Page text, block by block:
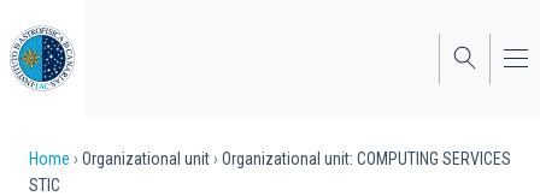
to
main
content
Breadcrumb
Home Organizational unit
Organizational unit: COMPUTING SERVICES
STIC